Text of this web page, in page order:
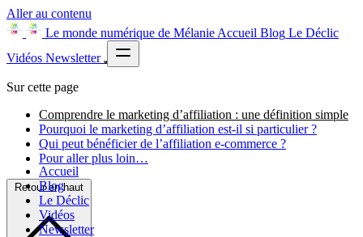
Aller au contenu
Le monde numérique de Mélanie Accueil Blog Le Déclic
Vidéos Newsletter
Accueil
Blog
Le Déclic
Vidéos
Newsletter
Sur cette page
Comprendre le marketing d’affiliation : une définition simple
Pourquoi le marketing d’affiliation est-il si particulier ?
Qui peut bénéficier de l’affiliation e-commerce ?
Pour aller plus loin…
Retour en haut